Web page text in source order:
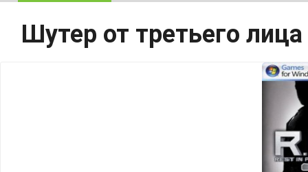
Шутер от третьего лица